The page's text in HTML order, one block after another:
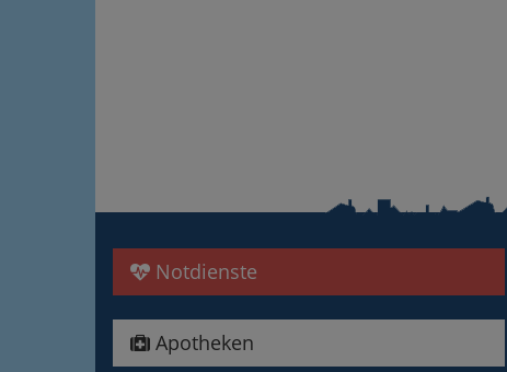
Notdienste
Apotheken